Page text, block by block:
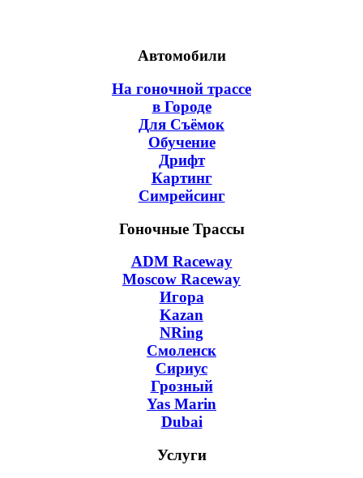
Автомобили
На гоночной трассе
в Городе
Для Съёмок
Обучение
Дрифт
Картинг
Симрейсинг
Гоночные Трассы
ADM Raceway
Moscow Raceway
Игора
Kazan
NRing
Смоленск
Сириус
Грозный
Yas Marin
Dubai
Услуги